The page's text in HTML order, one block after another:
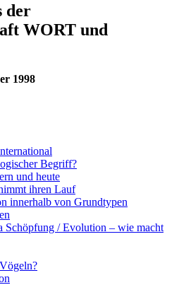
der
WORT und
1998
Begriff?
und heute
ihren Lauf
innerhalb von Grundtypen
Schöpfung / Evolution – wie macht